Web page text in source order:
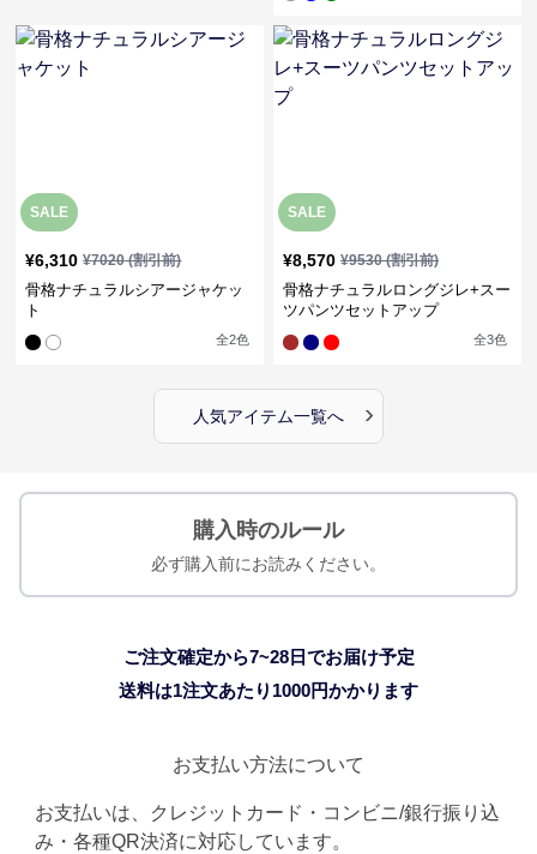
SALE
¥6,310 ¥7020(割引前)
骨格ナチュラルシアージャケッ
ト
全2色
SALE
¥8,570 ¥9530(割引前)
骨格ナチュラルロングジレ+スー
ツパンツセットアップ
全3色
人気アイテム一覧へ ›
購入時のルール
必ず購入前にお読みください。
ご注文確定から7~28日でお届け予定
送料は1注文あたり 1000円かかります
お支払い方法について
お支払いは、クレジットカード・コンビニ/銀行振り込
み・各種QR決済に対応しています。